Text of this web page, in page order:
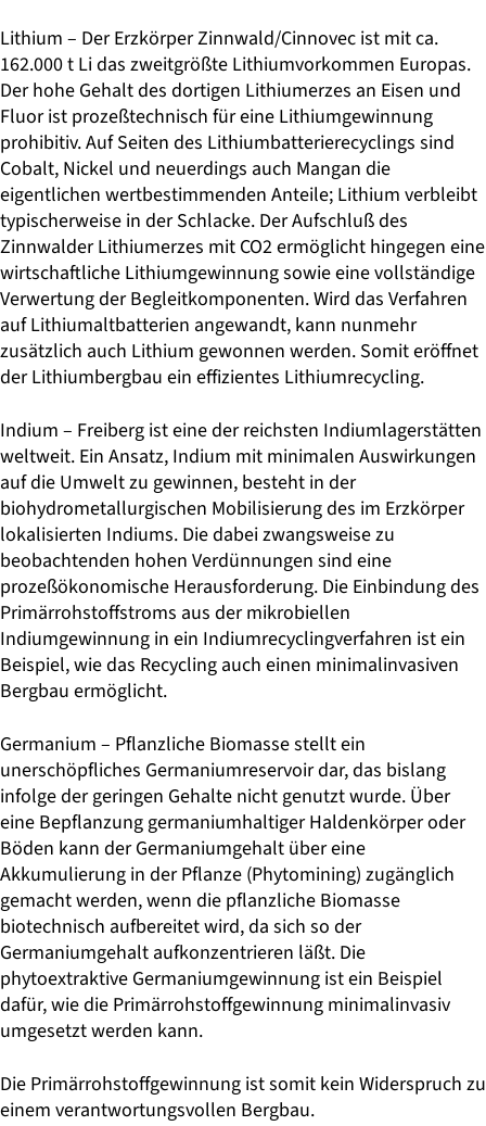
Lithium – Der Erzkörper Zinnwald/Cinnovec ist mit ca.
162.000 t Li das zweitgrößte Lithiumvorkommen Europas.
Der hohe Gehalt des dortigen Lithiumerzes an Eisen und
Fluor ist prozeßtechnisch für eine Lithiumgewinnung
prohibitiv. Auf Seiten des Lithiumbatterierecyclings sind
Cobalt, Nickel und neuerdings auch Mangan die
eigentlichen wertbestimmenden Anteile; Lithium verbleibt
typischerweise in der Schlacke. Der Aufschluß des
Zinnwalder Lithiumerzes mit CO2 ermöglicht hingegen eine
wirt­schaftliche Lithiumgewinnung sowie eine vollständige
Verwertung der Begleitkomponenten. Wird das Verfahren
auf Lithiumaltbatterien ange­wandt, kann nunmehr
zusätzlich auch Lithium gewonnen werden. Somit eröffnet
der Lithiumbergbau ein effizientes Lithiumrecycling.
Indium – Freiberg ist eine der reichsten Indiumlagerstätten
weltweit. Ein Ansatz, Indium mit minimalen Auswirkungen
auf die Umwelt zu gewinnen, besteht in der
biohydrometallurgischen Mobilisierung des im Erzkör­per
lokalisierten Indiums. Die dabei zwangsweise zu
beobachtenden hohen Verdünnungen sind eine
prozeßökonomische Herausforderung. Die Ein­bindung des
Primärrohstoffstroms aus der mikrobiellen
Indiumgewinnung in ein Indiumrecyclingverfahren ist ein
Beispiel, wie das Recycling auch einen minimalinvasiven
Bergbau ermöglicht.
Germanium – Pflanzliche Biomasse stellt ein
unerschöpfliches Germaniumreservoir dar, das bislang
infolge der geringen Gehalte nicht genutzt wurde. Über
eine Bepflanzung germaniumhaltiger Haldenkörper oder
Bö­den kann der Germaniumgehalt über eine
Akkumulierung in der Pflanze (Phytomining) zugänglich
gemacht werden, wenn die pflanzliche Bio­masse
biotechnisch aufbereitet wird, da sich so der
Germaniumgehalt auf­konzentrieren läßt. Die
phytoextraktive Germaniumgewinnung ist ein Bei­spiel
dafür, wie die Primärrohstoffgewinnung minimalinvasiv
umgesetzt werden kann.
Die Primärrohstoffgewinnung ist somit kein Widerspruch zu
einem verantwortungsvollen Bergbau.